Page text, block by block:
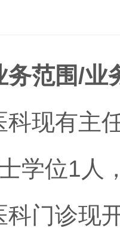
务范围/
有主任
学位1人
诊现开